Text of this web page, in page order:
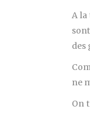
A la
des
ne
On